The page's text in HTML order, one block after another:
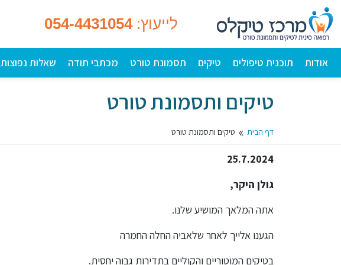
לייעוץ:054-4431054
אודות תוכנית טיפולים טיקים תסמונת טורט מכתבי תודה שאלות נפוצות
טיקים ותסמונת טורט
דף הבית טיקים ותסמונת טורט
25.7.2024
גולן היקר,
אתה המלאך המושיע שלנו.
הגענו אלייך לאחר שלאביה החלה החמרה
בטיקים המוטוריים והקוליים בתדירות גבוה יחסית.